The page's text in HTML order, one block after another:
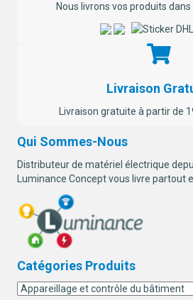
Nous livrons vos produits
Livraison
Livraison gratuite à partir de
Qui Sommes-Nous
Distributeur de matériel électrique
Luminance Concept vous livre partout
Catégories Produits